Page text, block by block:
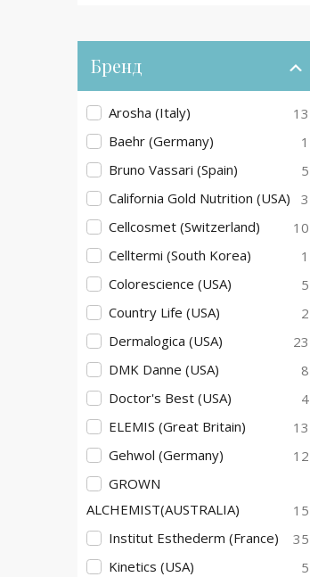
Бренд
Arosha (Italy)
13
Baehr (Germany)
1
Bruno Vassari (Spain)
5
California Gold Nutrition (USA)
3
Cellcosmet (Switzerland)
10
Celltermi (South Korea)
1
Colorescience (USA)
5
Country Life (USA)
2
Dermalogica (USA)
23
DMK Danne (USA)
8
Doctor's Best (USA)
4
ELEMIS (Great Britain)
13
Gehwol (Germany)
12
GROWN
ALCHEMIST(AUSTRALIA)
15
Institut Esthederm (France)
35
Kinetics (USA)
5